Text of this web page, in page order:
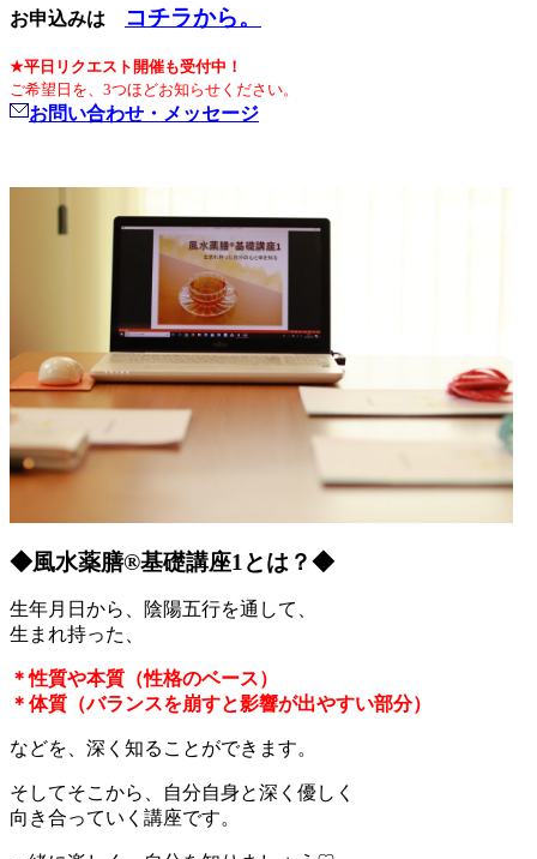
お申込みは
コチラから。
★平日リクエスト開催も受付中！
ご希望日を、3つほどお知らせください。
お問い合わせ・メッセージ
◆風水薬膳®︎基礎講座1とは？◆
生年月日から、陰陽五行を通して、
生まれ持った、
＊性質や本質（性格のベース）
＊体質（バランスを崩すと影響が出やすい部分）
などを、深く知ることができます。
そしてそこから、自分自身と深く優しく
向き合っていく講座です。